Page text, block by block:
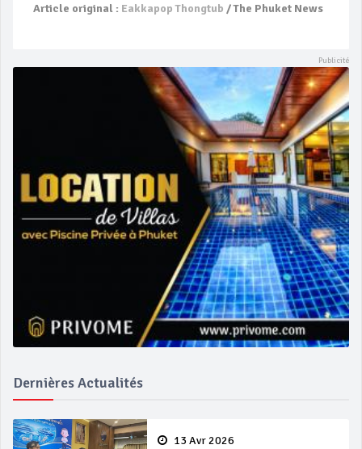
Article original : Eakkapop Thongtub / The Phuket News
Dernières Actualités
13 Avr 2026